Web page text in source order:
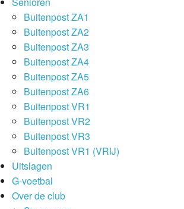
Buitenpost ZA1
Buitenpost ZA2
Buitenpost ZA3
Buitenpost ZA4
Buitenpost ZA5
Buitenpost ZA6
Buitenpost VR1
Buitenpost VR2
Buitenpost VR3
Buitenpost VR1 (VRIJ)
Uitslagen
G-voetbal
Over de club